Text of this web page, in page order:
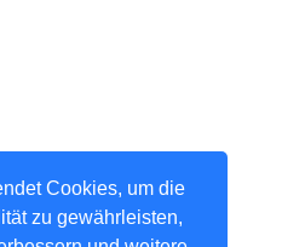
Cookies, um die
zu gewährleisten,